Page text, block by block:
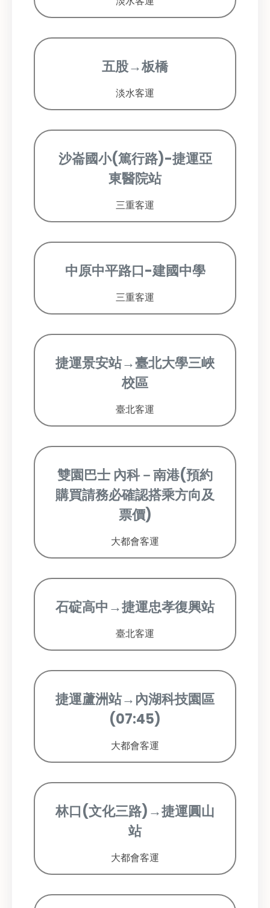
五股→板橋
淡水客運
沙崙國小(篤行路)-捷運亞
東醫院站
三重客運
中原中平路口-建國中學
三重客運
捷運景安站→臺北大學三峽
校區
臺北客運
雙園巴士 內科－南港(預約
購買請務必確認搭乘方向及
票價)
大都會客運
石碇高中→捷運忠孝復興站
臺北客運
捷運蘆洲站→內湖科技園區
(07:45)
大都會客運
林口(文化三路)→捷運圓山
站
大都會客運